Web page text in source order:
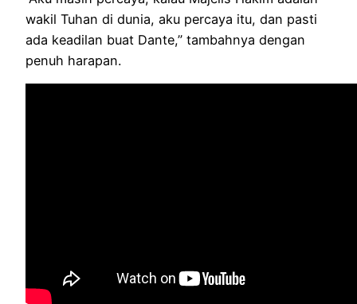
wakil Tuhan di dunia, aku percaya itu, dan pasti
ada keadilan buat Dante,” tambahnya dengan
penuh harapan.